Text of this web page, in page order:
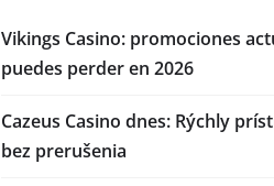
Vikings Casino: promociones
puedes perder en 2026
Cazeus Casino dnes: Rýchly
bez prerušenia